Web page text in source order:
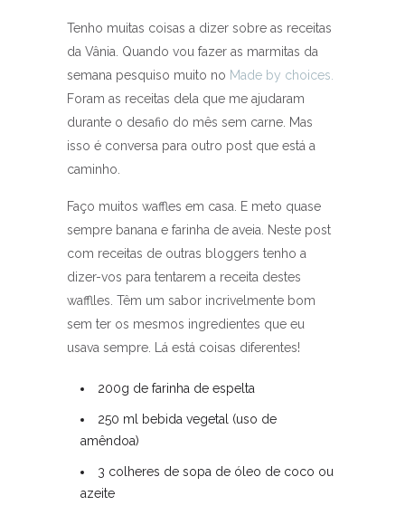
Tenho muitas coisas a dizer sobre as receitas
da Vânia. Quando vou fazer as marmitas da
semana pesquiso muito no Made by choices.
Foram as receitas dela que me ajudaram
durante o desafio do mês sem carne. Mas
isso é conversa para outro post que está a
caminho.
Faço muitos waffles em casa. E meto quase
sempre banana e farinha de aveia. Neste post
com receitas de outras bloggers tenho a
dizer-vos para tentarem a receita destes
wafflles. Têm um sabor incrivelmente bom
sem ter os mesmos ingredientes que eu
usava sempre. Lá está coisas diferentes!
200g de farinha de espelta
250 ml bebida vegetal (uso de
amêndoa)
3 colheres de sopa de óleo de coco ou
azeite